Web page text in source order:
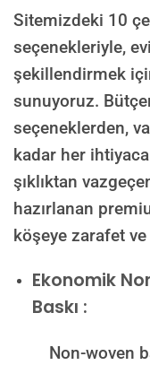
Sitemizdeki 10
seçenekleriyle,
şekillendirmek
sunuyoruz.
seçeneklerden,
kadar her
şıklıktan
hazırlanan
köşeye zarafet
Ekonomik
Baskı :
Non-woven